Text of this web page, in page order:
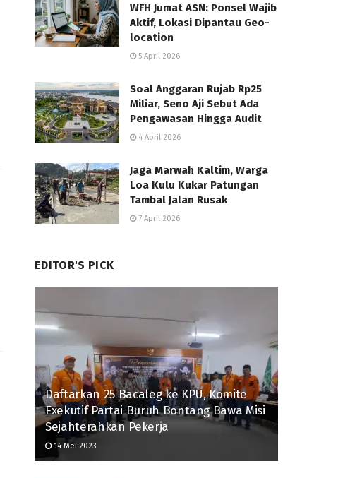
WFH Jumat ASN: Ponsel Wajib
Aktif, Lokasi Dipantau Geo-
location
5 April 2026
Soal Anggaran Rujab Rp25
Miliar, Seno Aji Sebut Ada
Pengawasan Hingga Audit
4 April 2026
Jaga Marwah Kaltim, Warga
Loa Kulu Kukar Patungan
Tambal Jalan Rusak
7 April 2026
EDITOR'S PICK
Daftarkan 25 Bacaleg ke KPU, Komite
Exekutif Partai Buruh Bontang Bawa Misi
Sejahterahkan Pekerja
14 Mei 2023